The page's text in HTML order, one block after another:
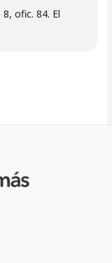
ofic. 84. El